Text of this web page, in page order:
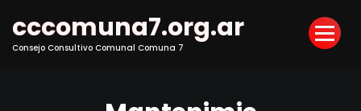
Content
cccomuna7.org.ar
Consejo Consultivo Comunal Comuna 7